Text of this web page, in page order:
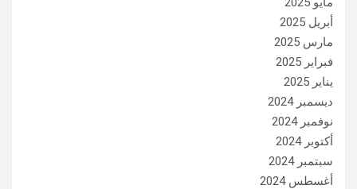
أبريل 2025
مارس 2025
فبراير 2025
يناير 2025
ديسمبر 2024
نوفمبر 2024
أكتوبر 2024
سبتمبر 2024
أغسطس 2024